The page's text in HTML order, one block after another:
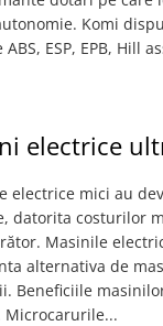
Komi
ESP, EPB, Hill
electrice
electrice mici au
datorita costurilor
Masinile
alternativa de
Beneficiile
Microcarurile...